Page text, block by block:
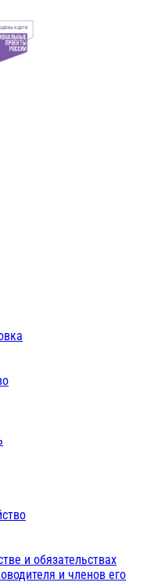
и обязательствах
и членов его